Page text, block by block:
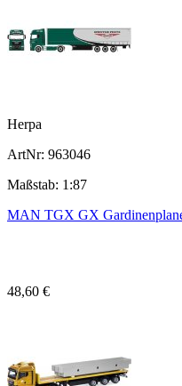
Herpa
ArtNr: 963046
Maßstab: 1:87
MAN TGX GX
48,60 €